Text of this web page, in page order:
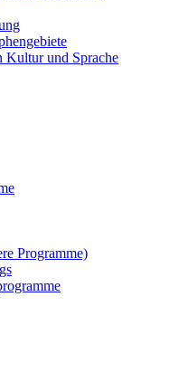
Kultur und Sprache
Programme)